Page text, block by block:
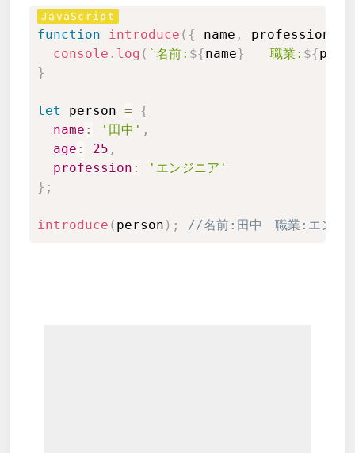
function introduce ( { name , profession
console . log ( ` 名前: ${name} 職業: ${
}
let person =
{
name : '田中' ,
age : 25 ,
profession :
'エンジニア'
} ;
introduce ( person ) ; //名前:田中　職業:エンジ